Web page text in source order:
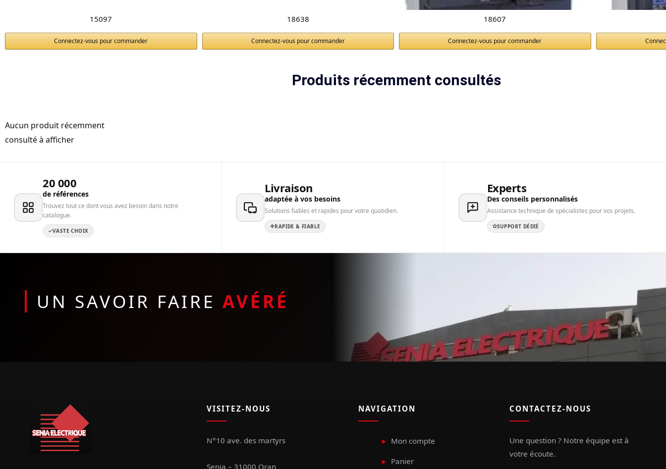
15097
Connectez-vous pour commander
18638
Connectez-vous pour commander
18607
Connectez-vous pour commander
Produits récemment consultés
Aucun produit récemment
consulté à afficher
20 000
de références
Trouvez tout ce dont vous avez besoin dans notre
catalogue.
VASTE CHOIX
Livraison
adaptée à vos besoins
Solutions fiables et rapides pour votre quotidien.
RAPIDE & FIABLE
Experts
Des conseils personnalisés
Assistance technique de spécialistes pour vos projets.
SUPPORT DÉDIÉ
UN SAVOIR FAIRE AVÉRÉ
VISITEZ-NOUS
N°10 ave. des martyrs
Senia – 31000 Oran
NAVIGATION
Mon compte
Panier
CONTACTEZ-NOUS
Une question ? Notre équipe est à
votre écoute.